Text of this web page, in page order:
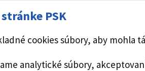
PSK
cookies súbory, aby mohla
analytické súbory,